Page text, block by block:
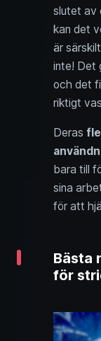
slutet av
kan det
är
inte! Det
och det
riktigt
Deras
bara till
sina
för att
Bästa
för